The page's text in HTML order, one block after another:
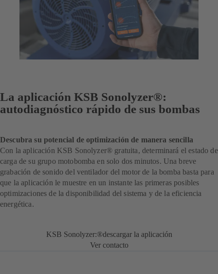
La aplicación KSB Sonolyzer®:
autodiagnóstico rápido de sus bombas
Descubra su potencial de optimización de manera sencilla
Con la aplicación KSB Sonolyzer® gratuita, determinará el estado de
carga de su grupo motobomba en solo dos minutos. Una breve
grabación de sonido del ventilador del motor de la bomba basta para
que la aplicación le muestre en un instante las primeras posibles
optimizaciones de la disponibilidad del sistema y de la eficiencia
energética.
KSB Sonolyzer:®descargar la aplicación
Ver contacto